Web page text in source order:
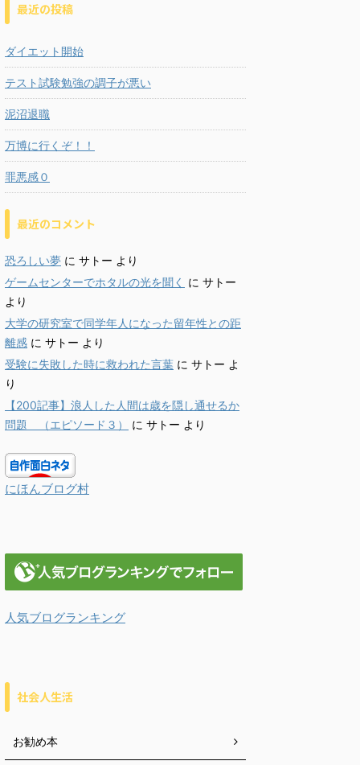
最近の投稿
ダイエット開始
テスト試験勉強の調子が悪い
泥沼退職
万博に行くぞ！！
罪悪感０
最近のコメント
恐ろしい夢 に サトー より
ゲームセンターでホタルの光を聞く に サトー
より
大学の研究室で同学年人になった留年性との距
離感 に サトー より
受験に失敗した時に救われた言葉 に サトー よ
り
【200記事】浪人した人間は歳を隠し通せるか
問題 （エピソード３）
に サトー より
にほんブログ村
人気ブログランキング
社会人生活
お勧め本